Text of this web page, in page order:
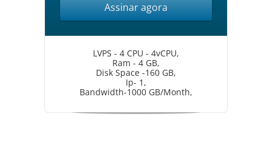
Assinar agora
LVPS - 4 CPU - 4vCPU,
Ram - 4 GB,
Disk Space -160 GB,
Ip- 1,
Bandwidth-1000 GB/Month,